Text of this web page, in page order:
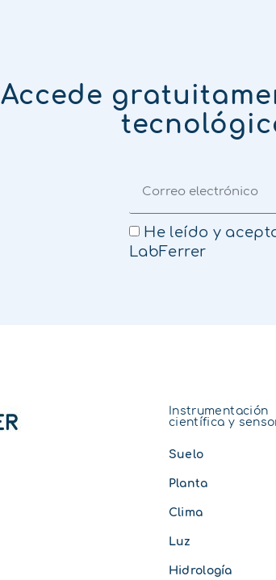
Accede
He leído y
LabFerrer
Instrumentación
científica y
Suelo
Planta
Clima
Luz
Hidrología